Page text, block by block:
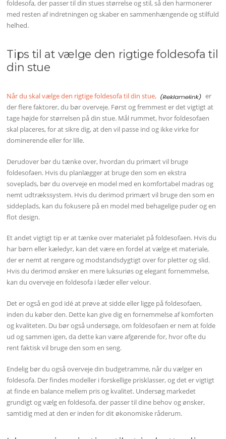
foldesofa, der passer til din stues størrelse og stil, så den harmonerer
med resten af indretningen og skaber en sammenhængende og stilfuld
helhed.
Tips til at vælge den rigtige foldesofa til
din stue
Når du skal vælge den rigtige foldesofa til din stue,
er
der flere faktorer, du bør overveje. Først og fremmest er det vigtigt at
tage højde for størrelsen på din stue. Mål rummet, hvor foldesofaen
skal placeres, for at sikre dig, at den vil passe ind og ikke virke for
dominerende eller for lille.
Derudover bør du tænke over, hvordan du primært vil bruge
foldesofaen. Hvis du planlægger at bruge den som en ekstra
soveplads, bør du overveje en model med en komfortabel madras og
nemt udtrækssystem. Hvis du derimod primært vil bruge den som en
siddeplads, kan du fokusere på en model med behagelige puder og en
flot design.
Et andet vigtigt tip er at tænke over materialet på foldesofaen. Hvis du
har børn eller kæledyr, kan det være en fordel at vælge et materiale,
der er nemt at rengøre og modstandsdygtigt over for pletter og slid.
Hvis du derimod ønsker en mere luksuriøs og elegant fornemmelse,
kan du overveje en foldesofa i læder eller velour.
Det er også en god idé at prøve at sidde eller ligge på foldesofaen,
inden du køber den. Dette kan give dig en fornemmelse af komforten
og kvaliteten. Du bør også undersøge, om foldesofaen er nem at folde
ud og sammen igen, da dette kan være afgørende for, hvor ofte du
rent faktisk vil bruge den som en seng.
Endelig bør du også overveje din budgetramme, når du vælger en
foldesofa. Der findes modeller i forskellige prisklasser, og det er vigtigt
at finde en balance mellem pris og kvalitet. Undersøg markedet
grundigt og vælg en foldesofa, der passer til dine behov og ønsker,
samtidig med at den er inden for dit økonomiske råderum.